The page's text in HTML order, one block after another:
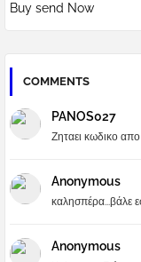
Buy send Now
COMMENTS
PANOS027
Ζηταει κωδικο
Anonymous
καλησπέρα...βάλε
Anonymous